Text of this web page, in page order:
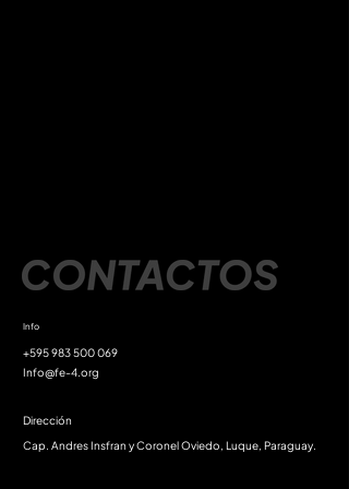
Info
+595 983 500 069
Info@fe-4.org
Dirección
Cap. Andres Insfran y Coronel Oviedo, Luque, Paraguay.